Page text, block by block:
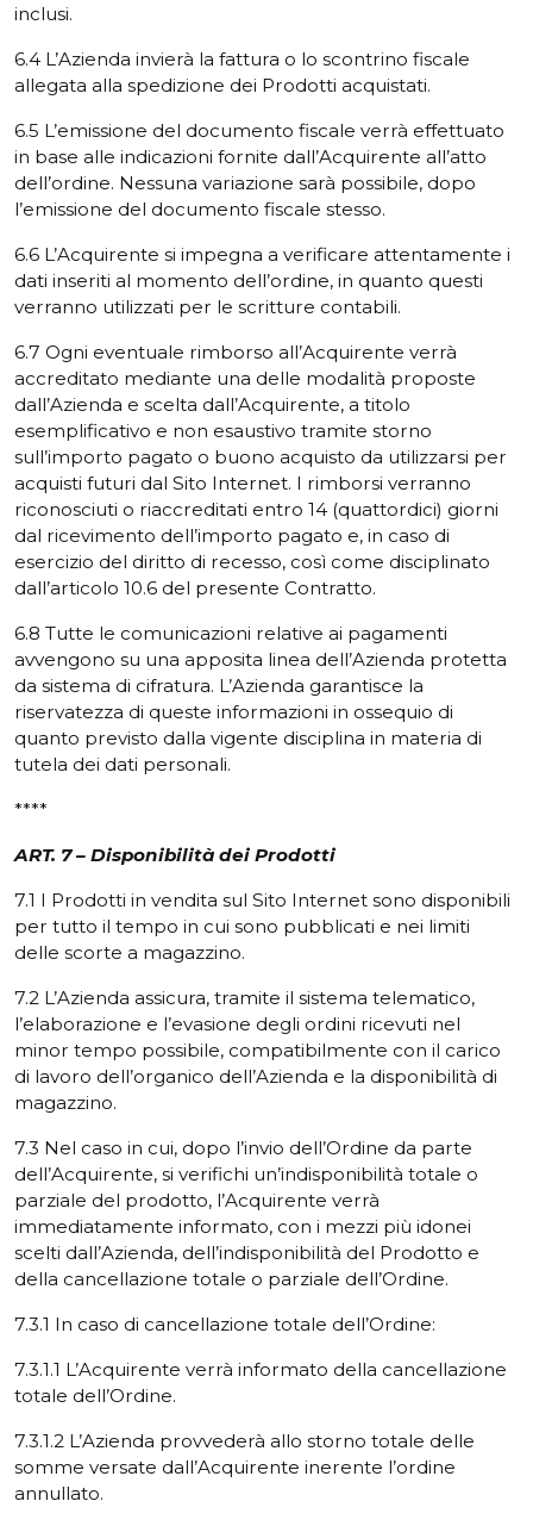
inclusi.
6.4 L’Azienda invierà la fattura o lo scontrino fiscale
allegata alla spedizione dei Prodotti acquistati.
6.5 L’emissione del documento fiscale verrà effettuato
in base alle indicazioni fornite dall’Acquirente all’atto
dell’ordine. Nessuna variazione sarà possibile, dopo
l’emissione del documento fiscale stesso.
6.6 L’Acquirente si impegna a verificare attentamente i
dati inseriti al momento dell’ordine, in quanto questi
verranno utilizzati per le scritture contabili.
6.7 Ogni eventuale rimborso all’Acquirente verrà
accreditato mediante una delle modalità proposte
dall’Azienda e scelta dall’Acquirente, a titolo
esemplificativo e non esaustivo tramite storno
sull’importo pagato o buono acquisto da utilizzarsi per
acquisti futuri dal Sito Internet. I rimborsi verranno
riconosciuti o riaccreditati entro 14 (quattordici) giorni
dal ricevimento dell’importo pagato e, in caso di
esercizio del diritto di recesso, così come disciplinato
dall’articolo 10.6 del presente Contratto.
6.8 Tutte le comunicazioni relative ai pagamenti
avvengono su una apposita linea dell’Azienda protetta
da sistema di cifratura. L’Azienda garantisce la
riservatezza di queste informazioni in ossequio di
quanto previsto dalla vigente disciplina in materia di
tutela dei dati personali.
****
ART. 7 – Disponibilità dei Prodotti
7.1 I Prodotti in vendita sul Sito Internet sono disponibili
per tutto il tempo in cui sono pubblicati e nei limiti
delle scorte a magazzino.
7.2 L’Azienda assicura, tramite il sistema telematico,
l’elaborazione e l’evasione degli ordini ricevuti nel
minor tempo possibile, compatibilmente con il carico
di lavoro dell’organico dell’Azienda e la disponibilità di
magazzino.
7.3 Nel caso in cui, dopo l’invio dell’Ordine da parte
dell’Acquirente, si verifichi un’indisponibilità totale o
parziale del prodotto, l’Acquirente verrà
immediatamente informato, con i mezzi più idonei
scelti dall’Azienda, dell’indisponibilità del Prodotto e
della cancellazione totale o parziale dell’Ordine.
7.3.1 In caso di cancellazione totale dell’Ordine:
7.3.1.1 L’Acquirente verrà informato della cancellazione
totale dell’Ordine.
7.3.1.2 L’Azienda provvederà allo storno totale delle
somme versate dall’Acquirente inerente l’ordine
annullato.